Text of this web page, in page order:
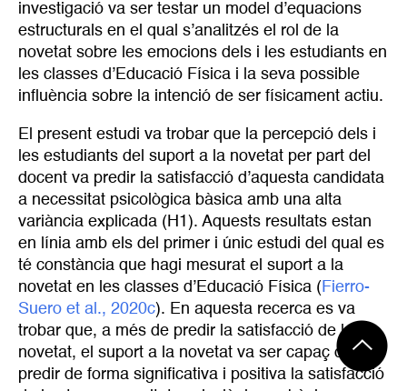
investigació va ser testar un model d’equacions
estructurals en el qual s’analitzés el rol de la
novetat sobre les emocions dels i les estudiants en
les classes d’Educació Física i la seva possible
influència sobre la intenció de ser físicament actiu.
El present estudi va trobar que la percepció dels i
les estudiants del suport a la novetat per part del
docent va predir la satisfacció d’aquesta candidata
a necessitat psicològica bàsica amb una alta
variància explicada (H1). Aquests resultats estan
en línia amb els del primer i únic estudi del qual es
té constància que hagi mesurat el suport a la
novetat en les classes d’Educació Física ( Fierro-
Suero et al., 2020c). En aquesta recerca es va
trobar que, a més de predir la satisfacció de la
novetat, el suport a la novetat va ser capaç de
predir de forma significativa i positiva la satisfacció